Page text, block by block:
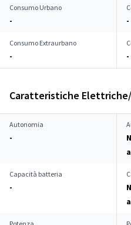
Consumo Urbano
- -
Consumo Extraurbano
- -
Caratteristiche
Autonomia
-
Capacità batteria
-